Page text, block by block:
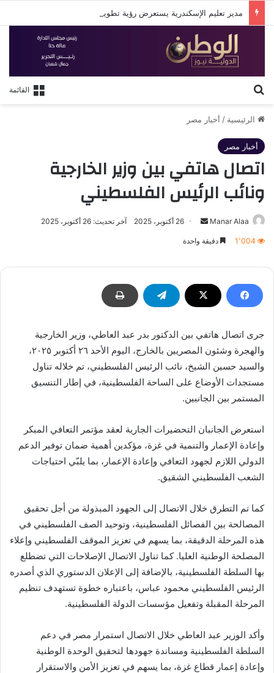
القائمة
الرئيسية / أخبار مصر
أخبار مصر
اتصال هاتفي بين وزير الخارجية
ونائب الرئيس الفلسطيني
Manar Alaa
أرسل 26 أكتوبر، 2025 آخر تحديث: 26 أكتوبر، 2025
1٬004 دقيقة واحدة
جرى اتصال هاتفي بين الدكتور بدر عبد العاطي، وزير الخارجية
والهجرة وشئون المصريين بالخارج، اليوم الأحد ٢٦ أكتوبر ٢٠٢٥،
والسيد حسين الشيخ، نائب الرئيس الفلسطيني، تم خلاله تناول
مستجدات الأوضاع على الساحة الفلسطينية، في إطار التنسيق
المستمر بين الجانبين.
استعرض الجانبان التحضيرات الجارية لعقد مؤتمر التعافي المبكر
وإعادة الإعمار والتنمية في غزة، مؤكدين أهمية ضمان توفير الدعم
الدولي اللازم لجهود التعافي وإعادة الإعمار، بما يلبّي احتياجات
الشعب الفلسطيني الشقيق.
كما تم التطرق خلال الاتصال إلى الجهود المبذولة من أجل تحقيق
المصالحة بين الفصائل الفلسطينية، وتوحيد الصف الفلسطيني في
هذه المرحلة الدقيقة، بما يسهم في تعزيز الموقف الفلسطيني وإعلاء
المصلحة الوطنية العليا. كما تناول الاتصال الإصلاحات التي تضطلع
بها السلطة الفلسطينية، بالإضافة إلى الإعلان الدستوري الذي أصدره
الرئيس الفلسطيني محمود عباس، باعتباره خطوة تستهدف تنظيم
المرحلة المقبلة وتفعيل مؤسسات الدولة الفلسطينية.
وأكد الوزير عبد العاطي خلال الاتصال استمرار مصر في دعم
السلطة الفلسطينية ومساندة جهودها لتحقيق الوحدة الوطنية
وإعادة إعمار قطاع غزة، بما يسهم في تعزيز الأمن والاستقرار